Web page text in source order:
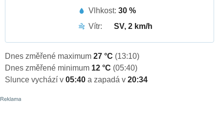
Vlhkost: 30 %
Vítr:
SV, 2 km/h
Dnes změřené maximum 27 °C (13:10)
Dnes změřené minimum 12 °C (05:40)
Slunce vychází v 05:40 a zapadá v 20:34